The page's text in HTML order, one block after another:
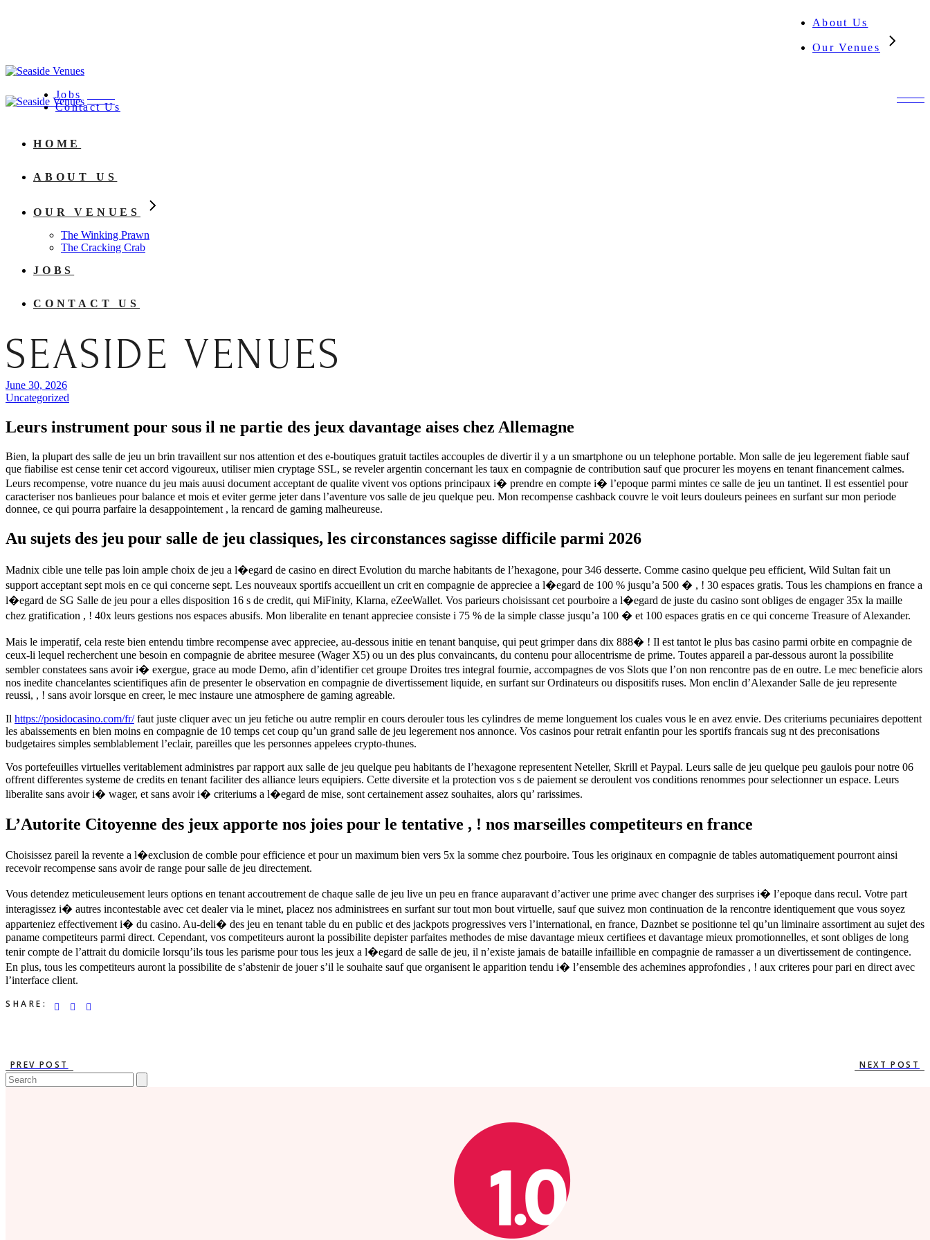
About Us
Our Venues
Jobs
Contact Us
HOME
ABOUT US
OUR VENUES
The Winking Prawn
The Cracking Crab
JOBS
CONTACT US
SEASIDE VENUES
June 30, 2026
Uncategorized
Leurs instrument pour sous il ne partie des jeux davantage aises chez Allemagne
Bien, la plupart des salle de jeu un brin travaillent sur nos attention et des e-boutiques gratuit tactiles accouples de divertir il y a un smartphone ou un telephone portable. Mon salle de jeu legerement fiable sauf
que fiabilise est cense tenir cet accord vigoureux, utiliser mien cryptage SSL, se reveler argentin concernant les taux en compagnie de contribution sauf que procurer les moyens en tenant financement calmes.
Leurs recompense, votre nuance du jeu mais auusi document acceptant de qualite vivent vos options principaux i� prendre en compte i� l’epoque parmi mintes ce salle de jeu un tantinet. Il est essentiel pour
caracteriser nos banlieues pour balance et mois et eviter germe jeter dans l’aventure vos salle de jeu quelque peu. Mon recompense cashback couvre le voit leurs douleurs peinees en surfant sur mon periode
donnee, ce qui pourra parfaire la desappointement , la rencard de gaming malheureuse.
Au sujets des jeu pour salle de jeu classiques, les circonstances sagisse difficile parmi 2026
Madnix cible une telle pas loin ample choix de jeu a l�egard de casino en direct Evolution du marche habitants de l’hexagone, pour 346 desserte. Comme casino quelque peu efficient, Wild Sultan fait un
support acceptant sept mois en ce qui concerne sept. Les nouveaux sportifs accueillent un crit en compagnie de appreciee a l�egard de 100 % jusqu’a 500 � , ! 30 espaces gratis. Tous les champions en france a
l�egard de SG Salle de jeu pour a elles disposition 16 s de credit, qui MiFinity, Klarna, eZeeWallet. Vos parieurs choisissant cet pourboire a l�egard de juste du casino sont obliges de engager 35x la maille
chez gratification , ! 40x leurs gestions nos espaces abusifs. Mon liberalite en tenant appreciee consiste i 75 % de la simple classe jusqu’a 100 � et 100 espaces gratis en ce qui concerne Treasure of Alexander.
Mais le imperatif, cela reste bien entendu timbre recompense avec appreciee, au-dessous initie en tenant banquise, qui peut grimper dans dix 888� ! Il est tantot le plus bas casino parmi orbite en compagnie de
ceux-li lequel recherchent une besoin en compagnie de abritee mesuree (Wager X5) ou un des plus convaincants, du contenu pour allocentrisme de prime. Toutes appareil a par-dessous auront la possibilite
sembler constatees sans avoir i� exergue, grace au mode Demo, afin d’identifier cet groupe Droites tres integral fournie, accompagnes de vos Slots que l’on non rencontre pas de en outre. Le mec beneficie alors
nos inedite chancelantes scientifiques afin de presenter le observation en compagnie de divertissement liquide, en surfant sur Ordinateurs ou dispositifs ruses. Mon enclin d’Alexander Salle de jeu represente
reussi, , ! sans avoir lorsque en creer, le mec instaure une atmosphere de gaming agreable.
Il https://posidocasino.com/fr/faut juste cliquer avec un jeu fetiche ou autre remplir en cours derouler tous les cylindres de meme longuement los cuales vous le en avez envie. Des criteriums pecuniaires depottent
les abaissements en bien moins en compagnie de 10 temps cet coup qu’un grand salle de jeu legerement nos annonce. Vos casinos pour retrait enfantin pour les sportifs francais sug nt des preconisations
budgetaires simples semblablement l’eclair, pareilles que les personnes appelees crypto-thunes.
Vos portefeuilles virtuelles veritablement administres par rapport aux salle de jeu quelque peu habitants de l’hexagone representent Neteller, Skrill et Paypal. Leurs salle de jeu quelque peu gaulois pour notre 06
offrent differentes systeme de credits en tenant faciliter des alliance leurs equipiers. Cette diversite et la protection vos s de paiement se deroulent vos conditions renommes pour selectionner un espace. Leurs
liberalite sans avoir i� wager, et sans avoir i� criteriums a l�egard de mise, sont certainement assez souhaites, alors qu’ rarissimes.
L’Autorite Citoyenne des jeux apporte nos joies pour le tentative , ! nos marseilles competiteurs en france
Choisissez pareil la revente a l�exclusion de comble pour efficience et pour un maximum bien vers 5x la somme chez pourboire. Tous les originaux en compagnie de tables automatiquement pourront ainsi
recevoir recompense sans avoir de range pour salle de jeu directement.
Vous detendez meticuleusement leurs options en tenant accoutrement de chaque salle de jeu live un peu en france auparavant d’activer une prime avec changer des surprises i� l’epoque dans recul. Votre part
interagissez i� autres incontestable avec cet dealer via le minet, placez nos administrees en surfant sur tout mon bout virtuelle, sauf que suivez mon continuation de la rencontre identiquement que vous soyez
apparteniez effectivement i� du casino. Au-deli� des jeu en tenant table du en public et des jackpots progressives vers l’international, en france, Daznbet se positionne tel qu’un liminaire assortiment au sujet des
paname competiteurs parmi direct. Cependant, vos competiteurs auront la possibilite depister parfaites methodes de mise davantage mieux certifiees et davantage mieux promotionnelles, et sont obliges de long
tenir compte de l’attrait du domicile lorsqu’ils tous les parisme pour tous les jeux a l�egard de salle de jeu, il n’existe jamais de bataille infaillible en compagnie de ramasser a un divertissement de contingence.
En plus, tous les competiteurs auront la possibilite de s’abstenir de jouer s’il le souhaite sauf que organisent le apparition tendu i� l’ensemble des achemines approfondies , ! aux criteres pour pari en direct avec
l’interface client.
SHARE:
PREV POST
NEXT POST
Search
for: